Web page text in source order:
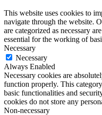
This website uses cookies to
navigate through the website.
are categorized as necessary
essential for the working of
Necessary
Necessary
Always Enabled
Necessary cookies are
function properly. This
basic functionalities and
cookies do not store any
Non-necessary